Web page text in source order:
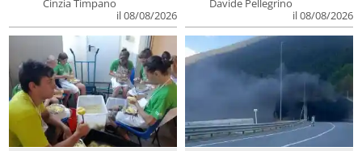
Cinzia Timpano
il 08/08/2026
Davide Pellegrino
il 08/08/2026